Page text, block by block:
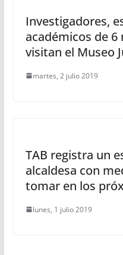
Investigadores,
académicos de 6
visitan el Museo
martes, 2 julio 2019
TAB registra un
alcaldesa con
tomar en los
lunes, 1 julio 2019